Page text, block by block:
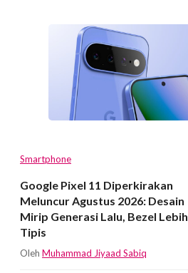
Smartphone
Google Pixel 11 Diperkirakan
Meluncur Agustus 2026: Desain
Mirip Generasi Lalu, Bezel Lebih
Tipis
Oleh Muhammad Jiyaad Sabiq